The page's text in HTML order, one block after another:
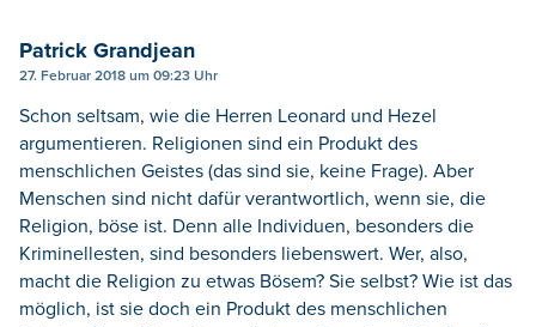
Patrick Grandjean
27. Februar 2018 um 09:23 Uhr
Schon seltsam, wie die Herren Leonard und Hezel
argumentieren. Religionen sind ein Produkt des
menschlichen Geistes (das sind sie, keine Frage). Aber
Menschen sind nicht dafür verantwortlich, wenn sie, die
Religion, böse ist. Denn alle Individuen, besonders die
Kriminellesten, sind besonders liebenswert. Wer, also,
macht die Religion zu etwas Bösem? Sie selbst? Wie ist das
möglich, ist sie doch ein Produkt des menschlichen